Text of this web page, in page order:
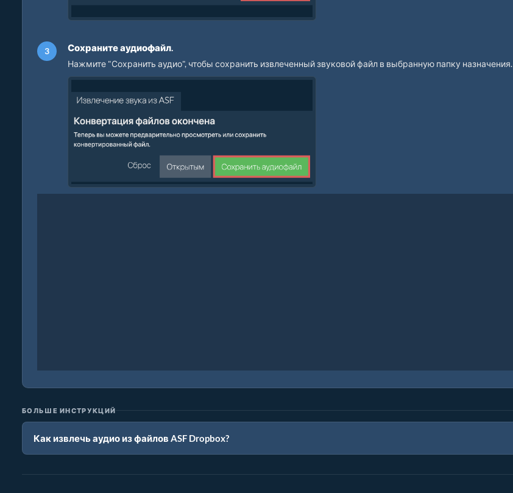
Сохраните аудиофайл.
Нажмите "Сохранить аудио", чтобы сохранить извлеченный звуковой файл в выбранную папку назначения.
БОЛЬШЕ ИНСТРУКЦИЙ
Как извлечь аудио из файлов ASF Dropbox?